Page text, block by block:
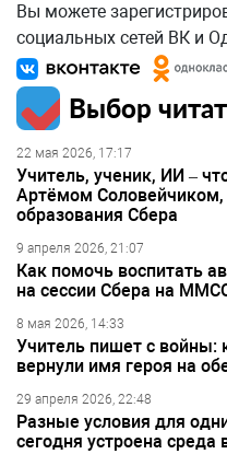
Вы можете
социальных сетей ВК и
Выбор
22 мая 2026, 17:17
Учитель, ученик, ИИ –
Артёмом Соловейчиком,
образования Сбера
9 апреля 2026, 21:07
Как помочь воспитать
на сессии Сбера на
8 мая 2026, 14:33
Учитель пишет с войны:
вернули имя героя на
29 апреля 2026, 22:48
Разные условия для
сегодня устроена среда